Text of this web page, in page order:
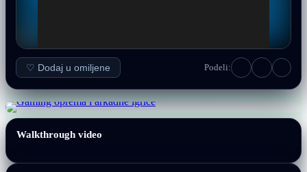
♡ Dodaj u omiljene Podeli:
Walkthrough video